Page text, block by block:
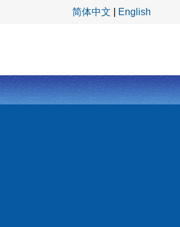
简体中文 English